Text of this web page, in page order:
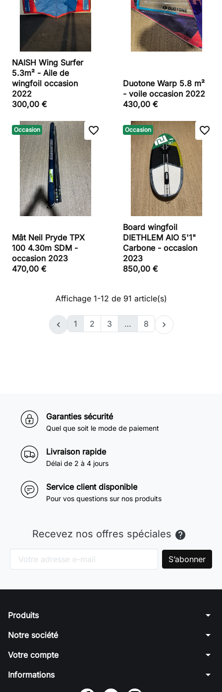
NAISH Wing Surfer
5.3m² - Aile de
wingfoil occasion
2022
300,00 €
Duotone Warp 5.8 m²
- voile occasion 2022
430,00 €
Occasion favorite_border
Mât Neil Pryde TPX
100 4.30m SDM -
occasion 2023
470,00 €
Occasion favorite_border
Board wingfoil
DIETHLEM AIO 5'1"
Carbone - occasion
2023
850,00 €
Affichage 1-12 de 91 article(s)
 1 2 3 … 8 
Garanties sécurité
Quel que soit le mode de paiement
Livraison rapide
Délai de 2 à 4 jours
Service client disponible
Pour vos questions sur nos produits
Recevez nos offres spéciales 
Produits arrow_drop_down
Notre société arrow_drop_down
Votre compte arrow_drop_down
Informations arrow_drop_down